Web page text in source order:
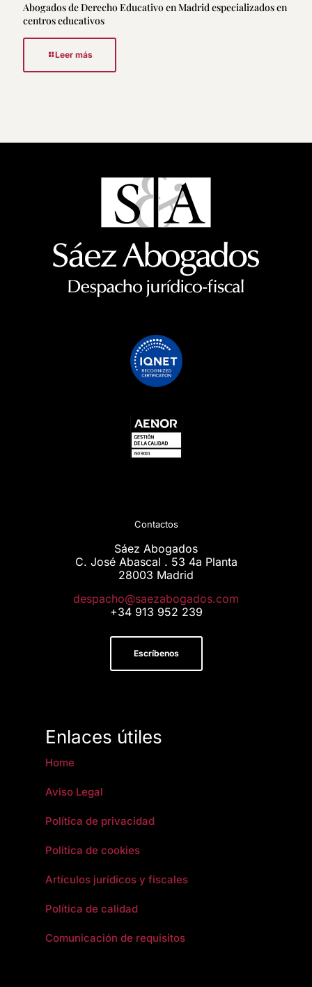
Abogados de Derecho Educativo en Madrid especializados en
centros educativos
Leer más
Contactos
Sáez Abogados
C. José Abascal . 53 4a Planta
28003 Madrid
moc.sodagobazeas@ohcapsed
+34 913 952 239
Escríbenos
Enlaces útiles
Home
Aviso Legal
Política de privacidad
Política de cookies
Artículos jurídicos y fiscales
Política de calidad
Comunicación de requisitos